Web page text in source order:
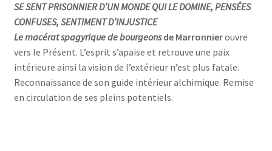
SE SENT PRISONNIER D’UN MONDE QUI LE DOMINE, PENSÉES
CONFUSES, SENTIMENT D’INJUSTICE
Le macérat spagyrique de bourgeonsde Marronnierouvre
vers le Présent. L’esprit s’apaise et retrouve une paix
intérieure ainsi la vision de l’extérieur n’est plus fatale.
Reconnaissance de son guide intérieur alchimique. Remise
en circulation de ses pleins potentiels.